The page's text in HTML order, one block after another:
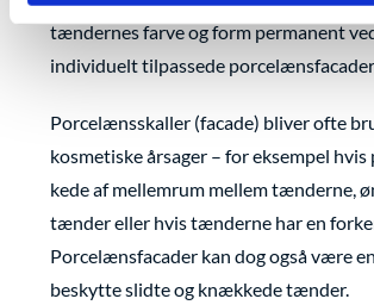
tændernes farve og form permanent
individuelt tilpassede porcelænsfacader.
Porcelænsskaller (facade) bliver ofte
kosmetiske årsager – for eksempel
kede af mellemrum mellem tænderne,
tænder eller hvis tænderne har en
Porcelænsfacader kan dog også være
beskytte slidte og knækkede tænder.